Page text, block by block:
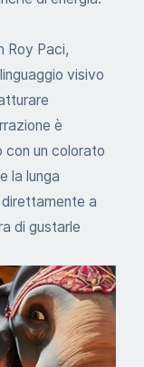
Roy Paci,
visivo
è
un colorato
la lunga
a
di gustarle